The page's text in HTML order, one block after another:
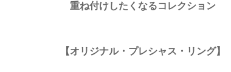
重ね付けしたくなるコレクション
【オリジナル・プレシャス・リング】